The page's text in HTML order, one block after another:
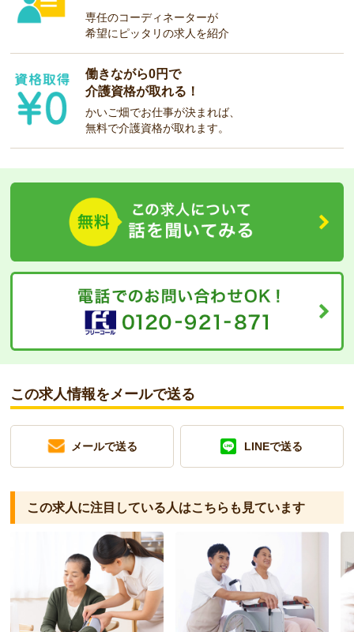
専任のコーディネーターが
希望にピッタリの求人を紹介
働きながら0円で
介護資格が取れる！
かいご畑でお仕事が決まれば、
無料で介護資格が取れます。
この求人情報をメールで送る
メールで送る LINEで送る
この求人に注目している人はこちらも見ています